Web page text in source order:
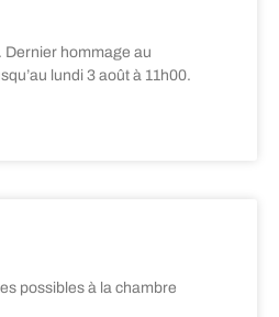
Dernier hommage au
lundi 3 août à 11h00.
possibles à la chambre